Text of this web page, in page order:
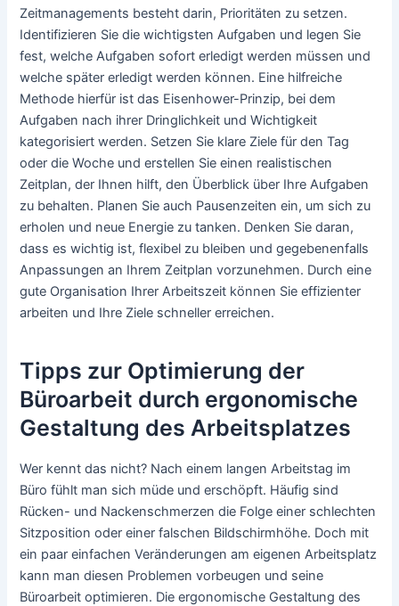
Zeitmanagements besteht darin, Prioritäten zu setzen.
Identifizieren Sie die wichtigsten Aufgaben und legen Sie
fest, welche Aufgaben sofort erledigt werden müssen und
welche später erledigt werden können. Eine hilfreiche
Methode hierfür ist das Eisenhower-Prinzip, bei dem
Aufgaben nach ihrer Dringlichkeit und Wichtigkeit
kategorisiert werden. Setzen Sie klare Ziele für den Tag
oder die Woche und erstellen Sie einen realistischen
Zeitplan, der Ihnen hilft, den Überblick über Ihre Aufgaben
zu behalten. Planen Sie auch Pausenzeiten ein, um sich zu
erholen und neue Energie zu tanken. Denken Sie daran,
dass es wichtig ist, flexibel zu bleiben und gegebenenfalls
Anpassungen an Ihrem Zeitplan vorzunehmen. Durch eine
gute Organisation Ihrer Arbeitszeit können Sie effizienter
arbeiten und Ihre Ziele schneller erreichen.
Tipps zur Optimierung der
Büroarbeit durch ergonomische
Gestaltung des Arbeitsplatzes
Wer kennt das nicht? Nach einem langen Arbeitstag im
Büro fühlt man sich müde und erschöpft. Häufig sind
Rücken- und Nackenschmerzen die Folge einer schlechten
Sitzposition oder einer falschen Bildschirmhöhe. Doch mit
ein paar einfachen Veränderungen am eigenen Arbeitsplatz
kann man diesen Problemen vorbeugen und seine
Büroarbeit optimieren. Die ergonomische Gestaltung des